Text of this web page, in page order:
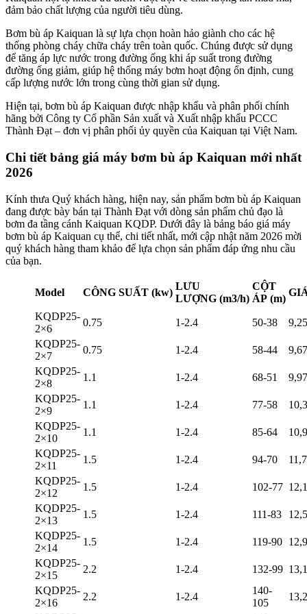
đảm bảo chất lượng của người tiêu dùng.
Bơm bù áp Kaiquan là sự lựa chọn hoàn hảo giành cho các hệ
thống phòng cháy chữa cháy trên toàn quốc. Chúng được sử dụng
để tăng áp lực nước trong đường ống khi áp suất trong đường
đường ống giảm, giúp hệ thống máy bơm hoạt động ổn định, cung
cấp lượng nước lớn trong cùng thời gian sử dụng.
Hiện tại, bơm bù áp Kaiquan được nhập khẩu và phân phối chính
hãng bởi Công ty Cổ phần Sản xuất và Xuất nhập khẩu PCCC
Thành Đạt – đơn vị phân phối ủy quyền của Kaiquan tại Việt Nam.
Chi tiết bảng giá máy bơm bù áp Kaiquan mới nhất
2026
Kính thưa Quý khách hàng, hiện nay, sản phẩm bơm bù áp Kaiquan
đang được bày bán tại Thành Đạt với dòng sản phẩm chủ đạo là
bơm đa tầng cánh Kaiquan KQDP. Dưới đây là bảng báo giá máy
bơm bù áp Kaiquan cụ thể, chi tiết nhất, mới cập nhật năm 2026 mời
quý khách hàng tham khảo để lựa chọn sản phẩm đáp ứng nhu cầu
của bạn.
Model CÔNG SUẤT (kw)
LƯU
LƯỢNG (m3/h)
CỘT
ÁP (m)
KQDP25-
2×6
0.75 1-2.4 50-38
KQDP25-
2×7
0.75 1-2.4 58-44
KQDP25-
2×8
1.1 1-2.4 68-51
KQDP25-
2×9
1.1 1-2.4 77-58
KQDP25-
2×10
1.1 1-2.4 85-64
KQDP25-
2×11
1.5 1-2.4 94-70
KQDP25-
2×12
1.5 1-2.4 102-77
KQDP25-
2×13
1.5 1-2.4 111-83
KQDP25-
2×14
1.5 1-2.4 119-90
KQDP25-
2×15
2.2 1-2.4 132-99
KQDP25-
2×16
2.2 1-2.4
140-
105